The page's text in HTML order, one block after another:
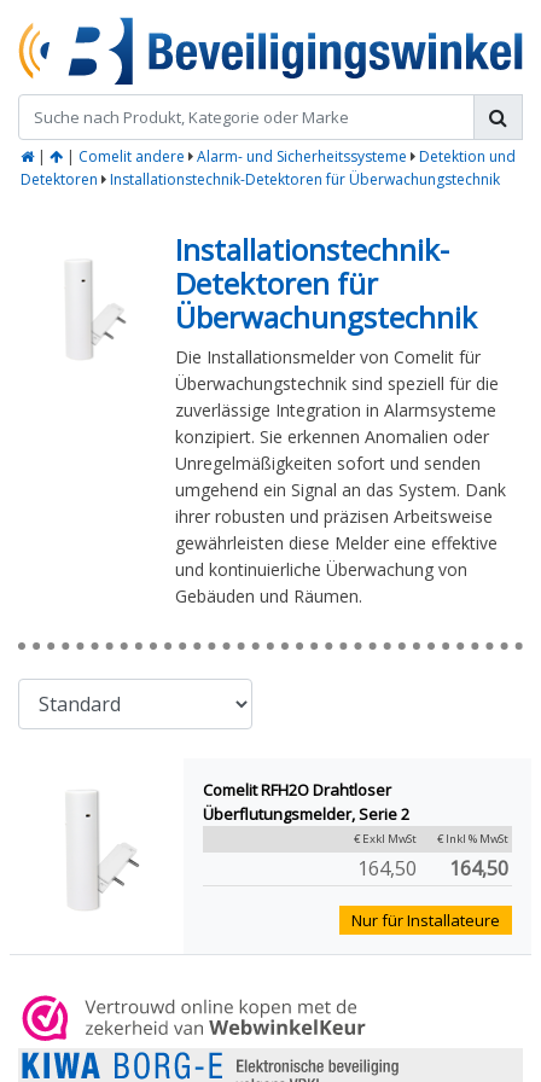
| | Comelit andere Alarm- und Sicherheitssysteme
Detektion und
Detektoren
Installationstechnik-Detektoren für Überwachungstechnik
Installationstechnik-
Detektoren für
Überwachungstechnik
Die Installationsmelder von Comelit für
Überwachungstechnik sind speziell für die
zuverlässige Integration in Alarmsysteme
konzipiert. Sie erkennen Anomalien oder
Unregelmäßigkeiten sofort und senden
umgehend ein Signal an das System. Dank
ihrer robusten und präzisen Arbeitsweise
gewährleisten diese Melder eine effektive
und kontinuierliche Überwachung von
Gebäuden und Räumen.
Comelit RFH2O Drahtloser
Überflutungsmelder, Serie 2
€ Exkl MwSt € Inkl % MwSt
164,50 164,50
Nur für Installateure